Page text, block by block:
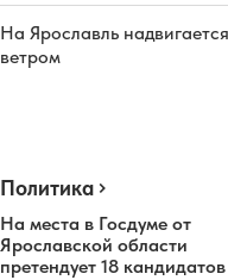
На Ярославль
ветром
Политика
На места в Госдуме от
Ярославской области
претендует 18 кандидатов